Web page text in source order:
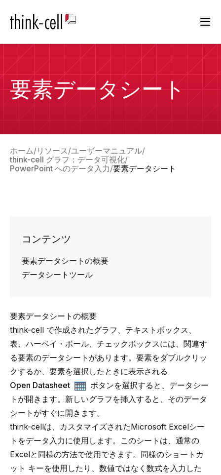
要素データシート
ホーム リソース ユーザーマニュアル
think-cell グラフ：データ可視化
PowerPoint へのデータ入力 要素データシート
コンテンツ
要素データシートの概要
データシートツール
要素データシートの概要
think-cell で作成されたグラフ、テキストボックス、
表、ハーベイ・ボール、チェックボックスには、関連す
る要素のデータシートがあります。要素をダブルクリッ
クするか、要素を選択したときに表示される
Open Datasheet
ボタンを選択すると、データシー
トが開きます。新しいグラフを挿入すると、そのデータ
シートがすぐに開きます。
think-cellは、カスタマイズされたMicrosoft Excelシー
トをデータ入力に使用します。このシートは、通常の
Excelと同様の方法で使用できます。同様のショートカ
ット キーを使用したり、数値ではなく数式を入力した